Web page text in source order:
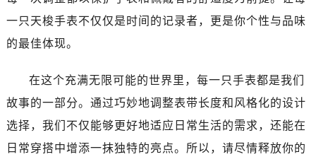
一只天梭手表不仅仅是时间的记录者，更是你个性与品味
的最佳体现。
在这个充满无限可能的世界里，每一只手表都是我们
故事的一部分。通过巧妙地调整表带长度和风格化的设计
选择，我们不仅能够更好地适应日常生活的需求，还能在
日常穿搭中增添一抹独特的亮点。所以，请尽情释放你的